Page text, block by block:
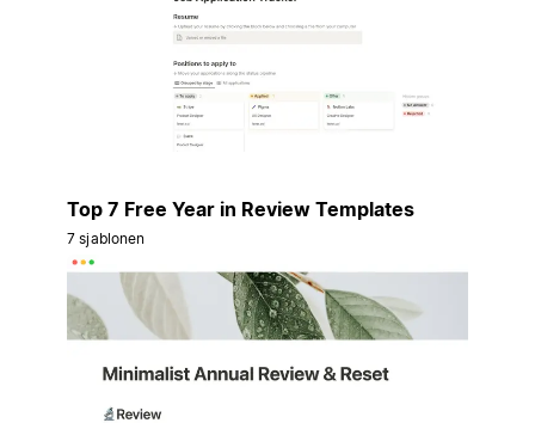
Top 7 Free Year in Review Templates
7 sjablonen